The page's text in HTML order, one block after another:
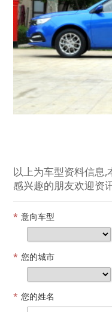
以上为车型资料信息,
感兴趣的朋友欢迎资
* 意向车型
* 您的城市
* 您的姓名